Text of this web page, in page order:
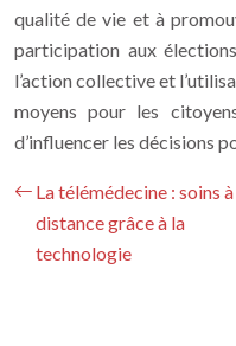
qualité de vie et à
participation aux
l’action collective et
moyens pour les
d’influencer les décisions
La télémédecine : soins à
distance grâce à la
technologie